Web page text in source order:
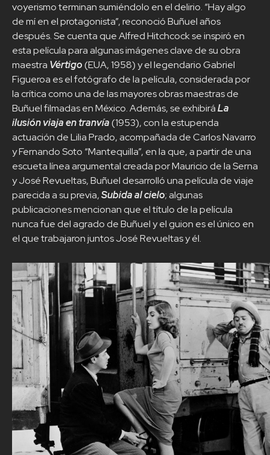
voyerismo terminan sumiéndolo en el delirio. “Hay algo
de mí en el protagonista”, reconoció Buñuel años
después. Se cuenta que Alfred Hitchcock se inspiró en
esta película para algunas imágenes clave de su obra
maestra Vértigo(EUA, 1958) y el legendario Gabriel
Figueroa es el fotógrafo de la película, considerada por
la crítica como una de las mayores obras maestras de
Buñuel filmadas en México. Además, se exhibiráLa
ilusión viaja en tranvía(1953), con la estupenda
actuación de Lilia Prado, acompañada de Carlos Navarro
y Fernando Soto “Mantequilla”, en la que, a partir de una
escueta línea argumental creada por Mauricio de la Serna
y José Revueltas, Buñuel desarrolló una película de viaje
parecida a su previa,Subida al cielo; algunas
publicaciones mencionan que el título de la película
nunca fue del agrado de Buñuel y el guion es el único en
el que trabajaron juntos José Revueltas y él.